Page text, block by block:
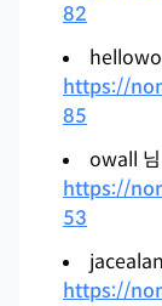
82
https://
85
owall 님
https://
53
https://